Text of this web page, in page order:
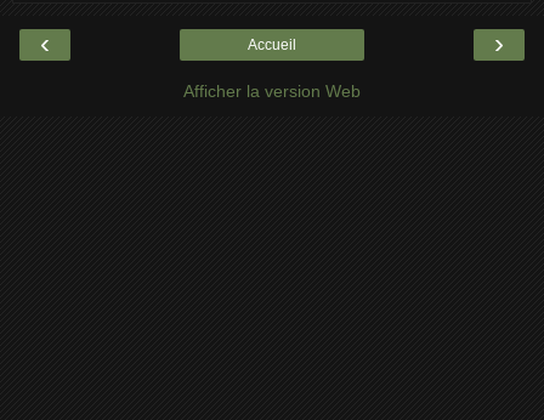
‹ ›
Accueil
Afficher la version Web